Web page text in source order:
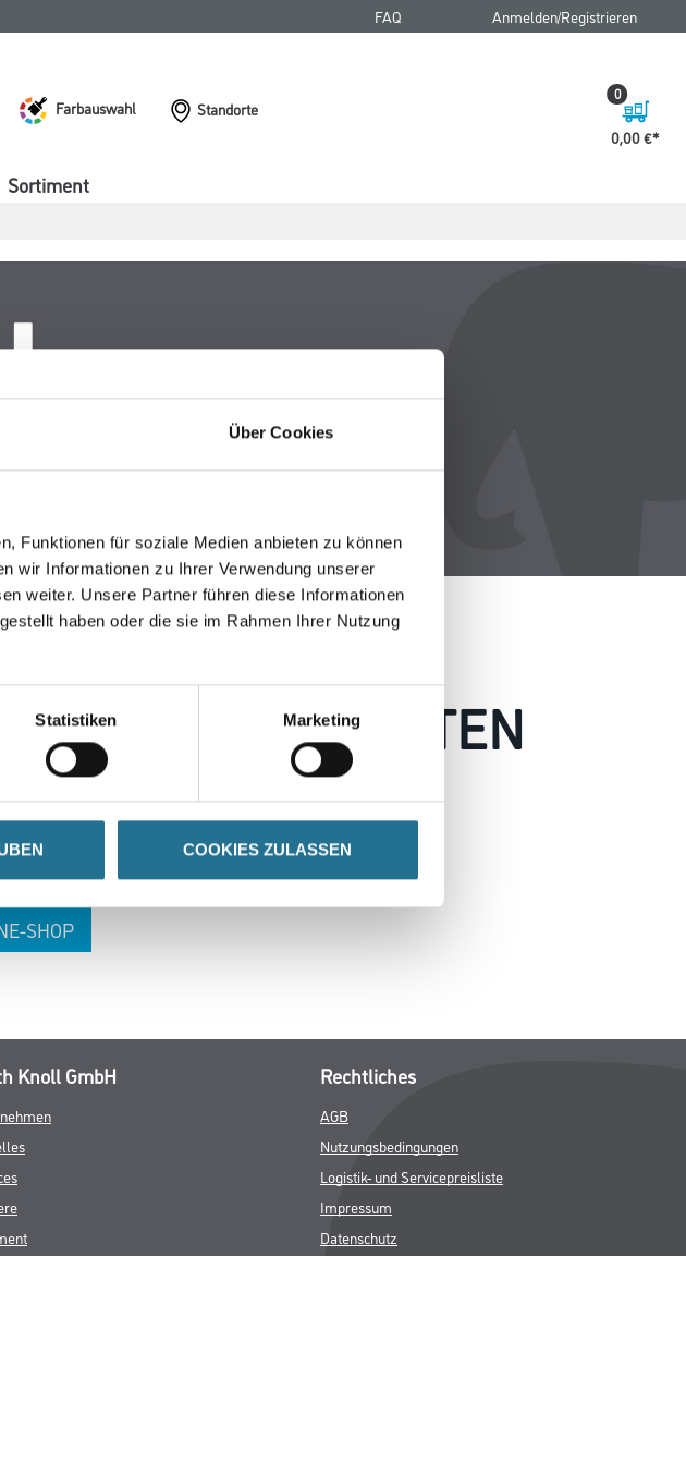
Über Cookies
Funktionen für soziale Medien anbieten zu können
wir Informationen zu Ihrer Verwendung unserer
weiter. Unsere Partner führen diese Informationen
haben oder die sie im Rahmen Ihrer Nutzung
Statistiken Marketing
COOKIES ZULASSEN
FAQ Anmelden/Registrieren
Farbauswahl
Standorte
0,00 €
0
Sortiment
IST AUFGETRETEN
und lassen Sie sich inspirieren.
SHOP
Knoll GmbH Rechtliches
AGB
Nutzungsbedingungen
Logistik- und Servicepreisliste
Impressum
Datenschutz